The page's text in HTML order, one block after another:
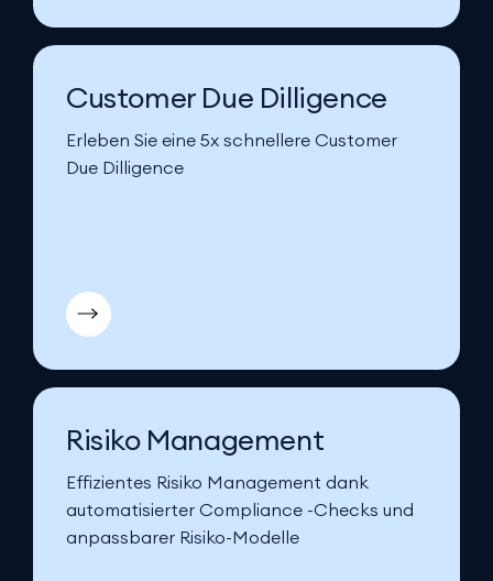
Customer Due Dilligence
Erleben Sie eine 5x schnellere Customer
Due Dilligence
Risiko Management
Effizientes Risiko Management dank
automatisierter Compliance -Checks und
anpassbarer Risiko-Modelle